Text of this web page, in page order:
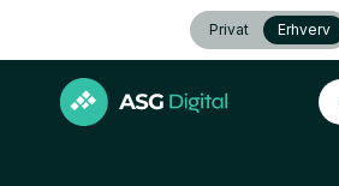
Privat Erhverv